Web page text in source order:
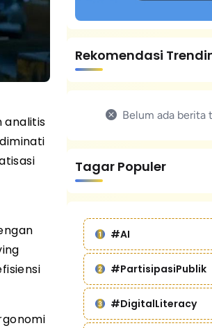
analitis
Rekomendasi
Belum ada berita
Tagar Populer
#AI
#PartisipasiPublik
#DigitalLiteracy